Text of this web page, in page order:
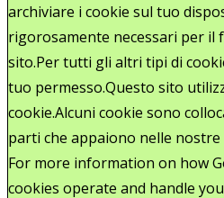
archiviare i cookie sul tuo
rigorosamente necessari per il
sito.Per tutti gli altri tipi di
tuo permesso.Questo sito
cookie.Alcuni cookie sono
parti che appaiono nelle nostre
For more information on how
cookies operate and handle